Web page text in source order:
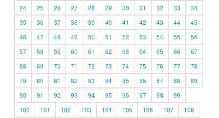
24
25 26 27 28 29 30 31 32 33
34
35
36 37 38 39 40 41 42 43 44
45
46
47 48 49 50 51 52 53 54 55
56
57
58 59 60 61 62 63 64 65 66
67
68
69 70 71 72 73 74 75 76 77
78
79
80 81 82 83 84 85 86 87 88
89
90
91 92 93 94 95 96 97 98
99
100
101 102 103 104 105 106 107
108